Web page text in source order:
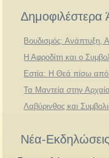
Δημοφιλέστερα
Βουδισμός: Ανάπτυξη,
Η Αφροδίτη και ο
Εστία: Η Θεά πίσω από
Τα Μαντεία στην
Λαβύρινθος και
Νέα-Εκδηλώσεις